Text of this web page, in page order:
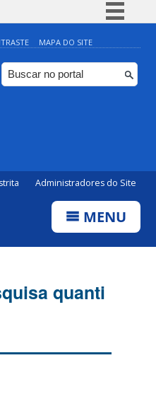
Simplifique!
Comunica BR
Participe
MAPA DO SITE
Administradores do Site
MENU
quanti